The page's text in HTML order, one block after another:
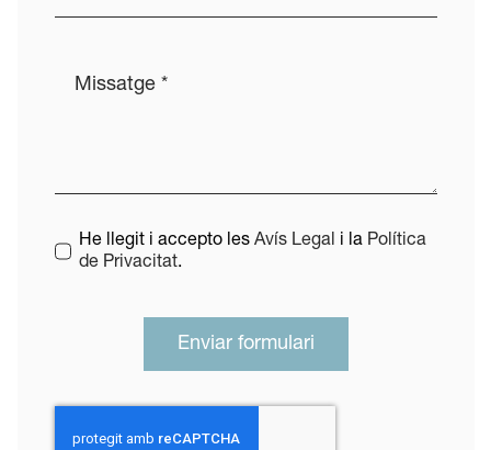
He llegit i accepto les Avís Legal i la Política
de Privacitat.
Enviar formulari